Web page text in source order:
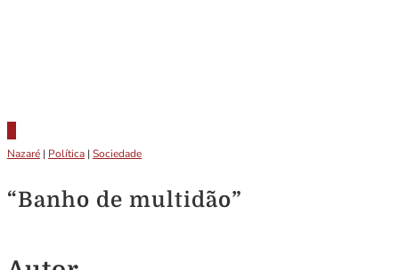
Nazaré | Política | Sociedade
“Banho de multidão”